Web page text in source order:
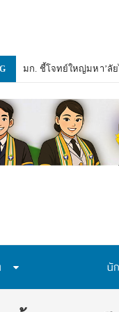
มก. ชี้โจทย์ใหญ่มหา’ลัย
นั